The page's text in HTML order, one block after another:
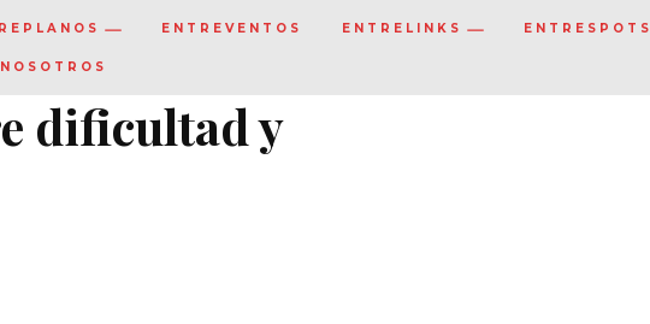
ENTREVENTOS ENTRELINKS ENTRESPOTS
dificultad y